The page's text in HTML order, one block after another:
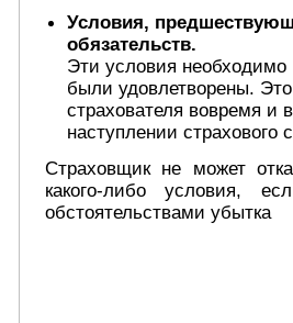
Условия,
обязательств.
Эти условия необходимо
были удовлетворены.
страхователя вовремя и
наступлении страхового
Страховщик не может
какого-либо условия,
обстоятельствами убытка